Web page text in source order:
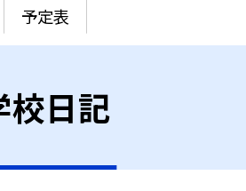
予定表
校日記